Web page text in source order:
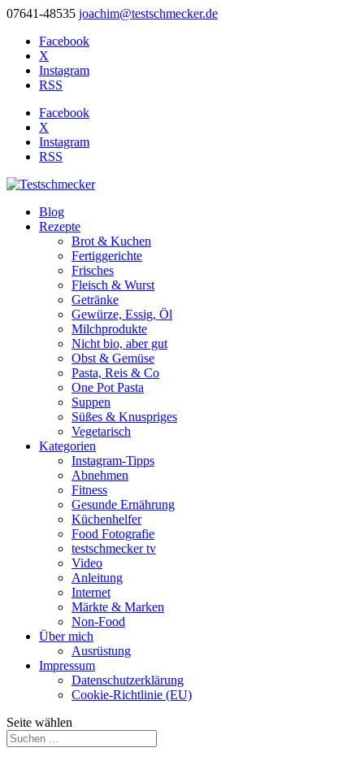
07641-48535 joachim@testschmecker.de
Facebook
X
Instagram
RSS
Facebook
X
Instagram
RSS
Blog
Rezepte
Brot & Kuchen
Fertiggerichte
Frisches
Fleisch & Wurst
Getränke
Gewürze, Essig, Öl
Milchprodukte
Nicht bio, aber gut
Obst & Gemüse
Pasta, Reis & Co
One Pot Pasta
Suppen
Süßes & Knuspriges
Vegetarisch
Kategorien
Instagram-Tipps
Abnehmen
Fitness
Gesunde Ernährung
Küchenhelfer
Food Fotografie
testschmecker tv
Video
Anleitung
Internet
Märkte & Marken
Non-Food
Über mich
Ausrüstung
Impressum
Datenschutzerklärung
Cookie-Richtlinie (EU)
Seite wählen